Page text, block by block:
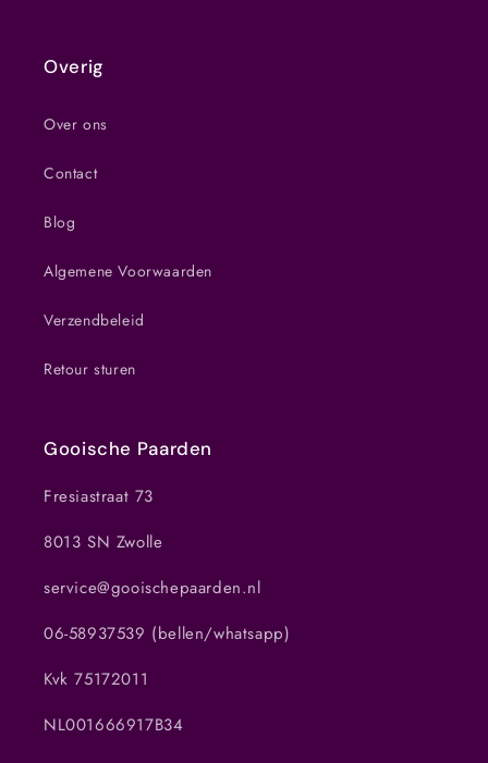
Overig
Over ons
Contact
Blog
Algemene Voorwaarden
Verzendbeleid
Retour sturen
Gooische Paarden
Fresiastraat 73
8013 SN Zwolle
service@gooischepaarden.nl
06-58937539 (bellen/whatsapp)
Kvk 75172011
NL001666917B34